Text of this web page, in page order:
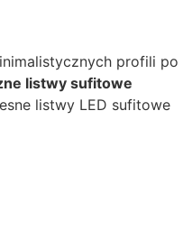
profili po
listwy sufitowe
listwy LED sufitowe